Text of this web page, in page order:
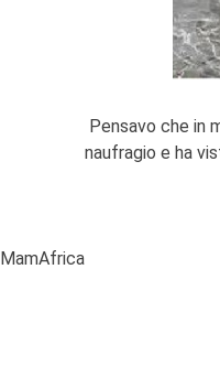
Pensavo che in
naufragio e ha
MamAfrica